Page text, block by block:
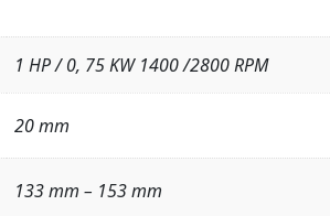
1 HP / 0, 75 KW 1400 /2800 RPM
20 mm
133 mm – 153 mm